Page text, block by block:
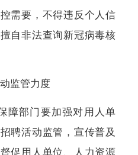
需要，不得违反个人信
自非法查询新冠病毒核
监管力度
障部门要加强对用人单
聘活动监管，宣传普及
促用人单位、人力资源